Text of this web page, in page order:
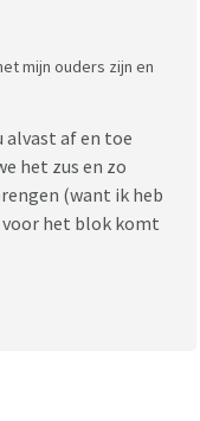
mijn ouders zijn en
alvast af en toe
het zus en zo
(want ik heb
het blok komt